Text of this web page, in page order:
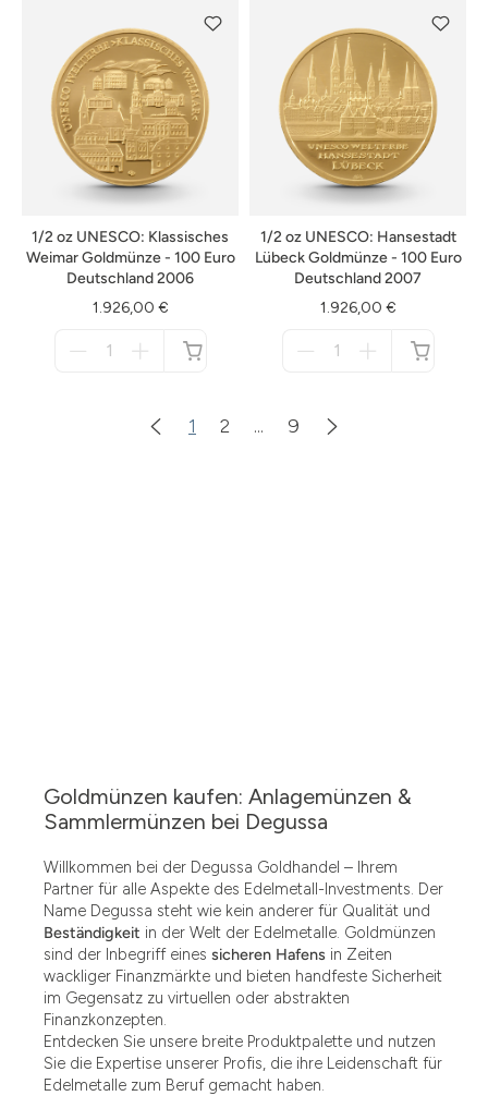
1/2 oz UNESCO: Klassisches
Weimar Goldmünze - 100 Euro
Deutschland 2006
1.926,00 €
1/2 oz UNESCO: Hansestadt
Lübeck Goldmünze - 100 Euro
Deutschland 2007
1.926,00 €
1 2 ... 9
Goldmünzen kaufen: Anlagemünzen &
Sammlermünzen bei Degussa
Willkommen bei der Degussa Goldhandel – Ihrem
Partner für alle Aspekte des Edelmetall-Investments. Der
Name Degussa steht wie kein anderer für Qualität und
Beständigkeit in der Welt der Edelmetalle. Goldmünzen
sind der Inbegriff eines sicheren Hafens in Zeiten
wackliger Finanzmärkte und bieten handfeste Sicherheit
im Gegensatz zu virtuellen oder abstrakten
Finanzkonzepten.
Entdecken Sie unsere breite Produktpalette und nutzen
Sie die Expertise unserer Profis, die ihre Leidenschaft für
Edelmetalle zum Beruf gemacht haben.